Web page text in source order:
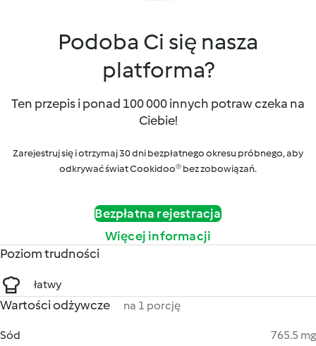
Podoba Ci się nasza
platforma?
Ten przepis i ponad 100 000 innych potraw czeka na
Ciebie!
Zarejestruj się i otrzymaj 30 dni bezpłatnego okresu próbnego, aby
odkrywać świat Cookidoo® bez zobowiązań.
Bezpłatna rejestracja
Więcej informacji
Poziom trudności
łatwy
Wartości odżywcze na 1 porcję
Sód
765.5 mg